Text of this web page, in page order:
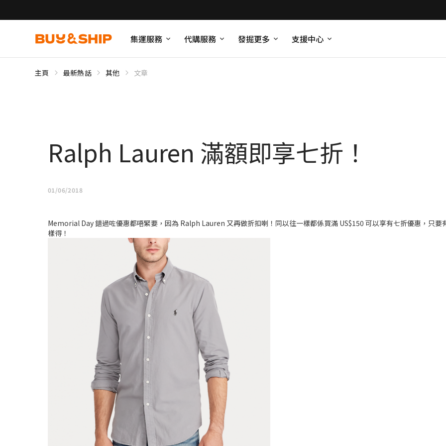
集運服務 代購服務 發掘更多 支援中心
主頁 最新熱話 其他 文章
Ralph Lauren 滿額即享七折！
01/06/2018
Memorial Day 錯過咗優惠都唔緊要，因為 Ralph Lauren 又再做折扣喇！同以往一樣都係買滿 US$150 可以享有七折優惠，只
樣得！